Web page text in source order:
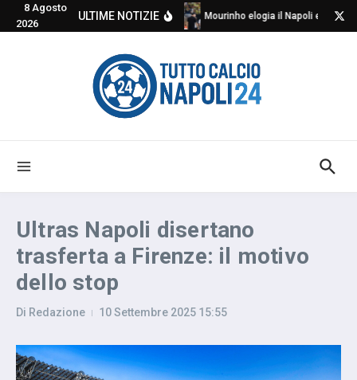
Salta al contenuto
8 Agosto
2026
ULTIME NOTIZIE Mourinho elogia il Napoli e critica
Ultras Napoli disertano
trasferta a Firenze: il motivo
dello stop
Di Redazione 10 Settembre 2025 15:55